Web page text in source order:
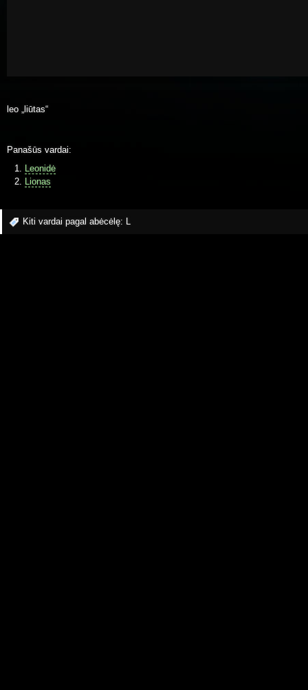
leo „liūtas“
Panašūs vardai:
Leonidė
Lionas
Kiti vardai pagal abėcėlę: L